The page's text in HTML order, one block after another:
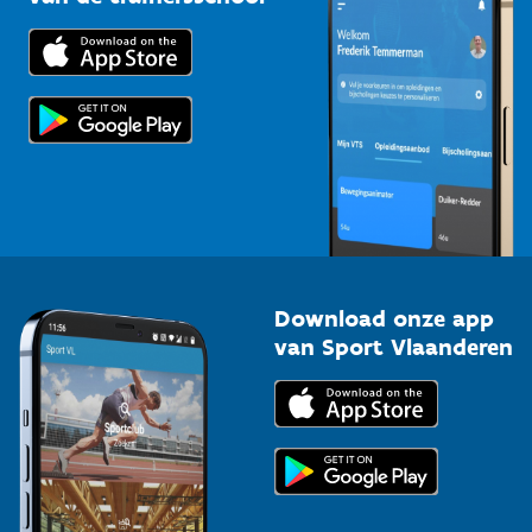
Trainers en begeleiders
Topsporters
Downloads
Voor de pers
Download onze app
van Sport Vlaanderen